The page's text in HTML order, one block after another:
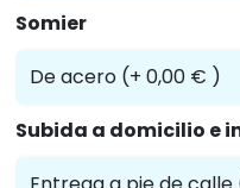
Somier
Subida a domicilio e